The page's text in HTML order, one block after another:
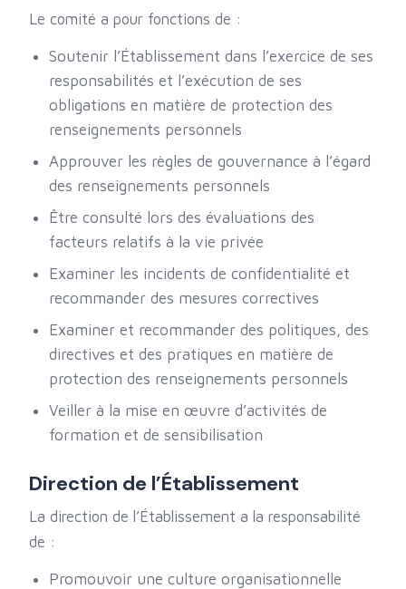
Le comité a pour fonctions de :
Soutenir l’Établissement dans l’exercice de ses
responsabilités et l’exécution de ses
obligations en matière de protection des
renseignements personnels
Approuver les règles de gouvernance à l’égard
des renseignements personnels
Être consulté lors des évaluations des
facteurs relatifs à la vie privée
Examiner les incidents de confidentialité et
recommander des mesures correctives
Examiner et recommander des politiques, des
directives et des pratiques en matière de
protection des renseignements personnels
Veiller à la mise en œuvre d’activités de
formation et de sensibilisation
Direction de l’Établissement
La direction de l’Établissement a la responsabilité
de :
Promouvoir une culture organisationnelle